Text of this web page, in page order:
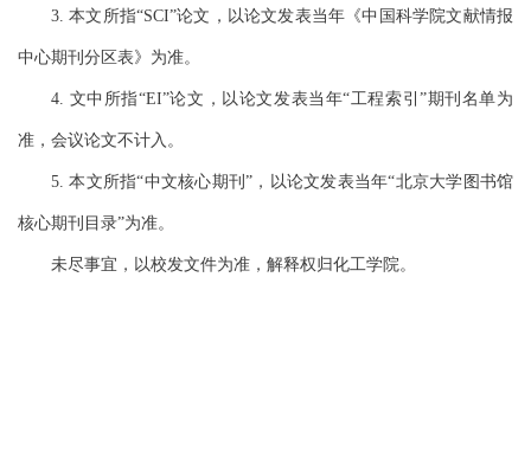
3.本文 所指“SCI”论文，以论文发表当年《中国科学院文献情报
中心期刊分区表》为准。
4. 文中所指“EI”论文，以论文发表当年“工程索引”期刊名单为
准，会议论文不计入。
5.本文所指“中文核心期刊 ” ，以论文发表当年“北京大学图书馆
核心期刊目录”为准。
未尽事宜，以校发文件为准 ，解释权归化工学院。